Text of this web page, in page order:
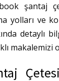
şantaj
yolları ve
detaylı